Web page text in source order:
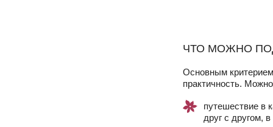
ЧТО МОЖНО
Основным
практичность.
путешествие в
друг с другом,